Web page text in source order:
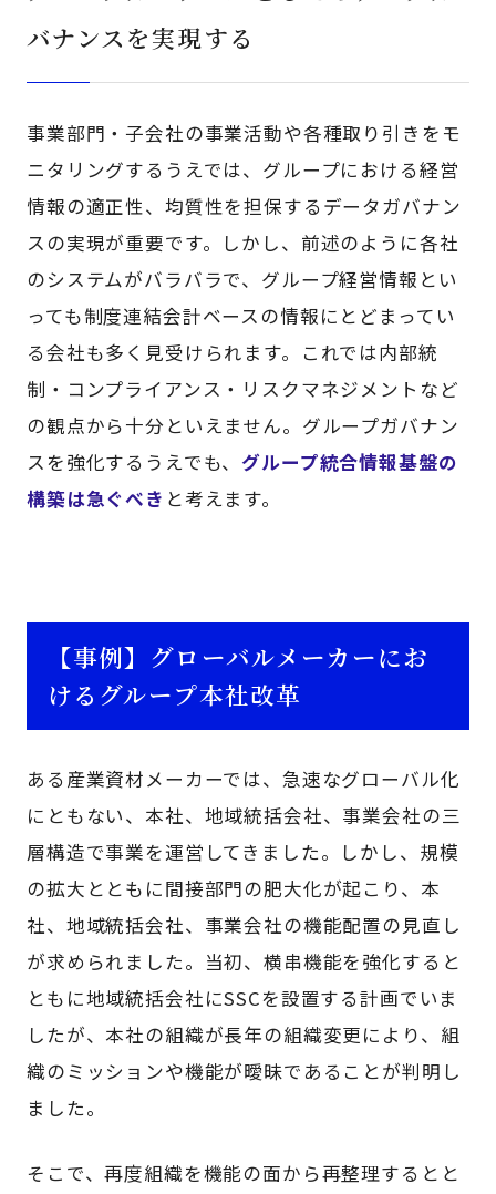
バナンスを実現する
事業部門・子会社の事業活動や各種取り引きをモ
ニタリングするうえでは、グループにおける経営
情報の適正性、均質性を担保するデータガバナン
スの実現が重要です。しかし、前述のように各社
のシステムがバラバラで、グループ経営情報とい
っても制度連結会計ベースの情報にとどまってい
る会社も多く見受けられます。これでは内部統
制・コンプライアンス・リスクマネジメントなど
の観点から十分といえません。グループガバナン
スを強化するうえでも、 グループ統合情報基盤の
構築は急ぐべき と考えます。
【事例】グローバルメーカーにお
けるグループ本社改革
ある産業資材メーカーでは、急速なグローバル化
にともない、本社、地域統括会社、事業会社の三
層構造で事業を運営してきました。しかし、規模
の拡大とともに間接部門の肥大化が起こり、本
社、地域統括会社、事業会社の機能配置の見直し
が求められました。当初、横串機能を強化すると
ともに地域統括会社にSSCを設置する計画でいま
したが、本社の組織が長年の組織変更により、組
織のミッションや機能が曖昧であることが判明し
ました。
そこで、再度組織を機能の面から再整理するとと